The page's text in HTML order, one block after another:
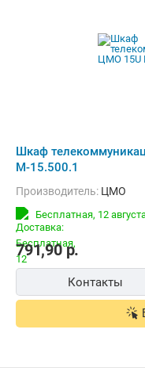
Шкаф
М-15.500.1
Производитель: ЦМО
Бесплатная, 12
791,90р.
Контакты